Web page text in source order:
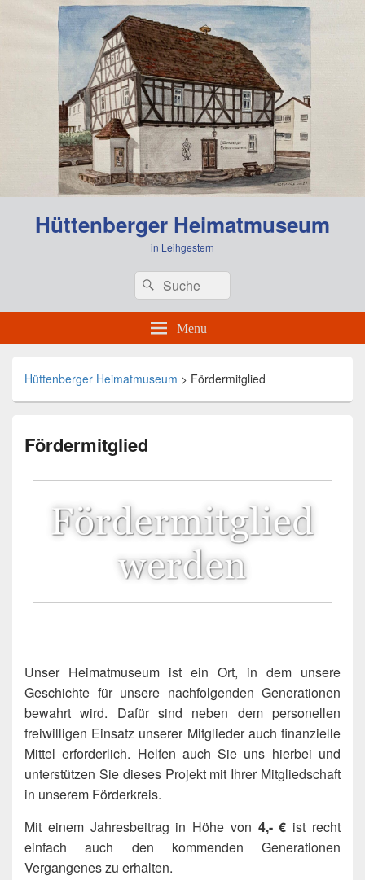
Hüttenberger Heimatmuseum
in Leihgestern
Search
for:
Search
Menu
Hüttenberger Heimatmuseum > Fördermitglied
Fördermitglied
Unser Heimatmuseum ist ein Ort, in dem unsere
Geschichte für unsere nachfolgenden Generationen
bewahrt wird. Dafür sind neben dem personellen
freiwilligen Einsatz unserer Mitglieder auch finanzielle
Mittel erforderlich. Helfen auch Sie uns hierbei und
unterstützen Sie dieses Projekt mit Ihrer Mitgliedschaft
in unserem Förderkreis.
Mit einem Jahresbeitrag in Höhe von 4,- € ist recht
einfach auch den kommenden Generationen
Vergangenes zu erhalten.